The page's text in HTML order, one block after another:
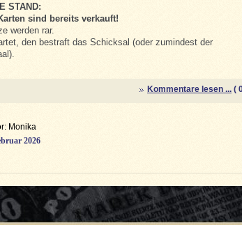
STAND:
sind bereits verkauft!
werden rar.
den bestraft das Schicksal (oder zumindest der
Kommentare lesen ... (
Monika
2026